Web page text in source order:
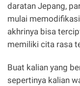
daratan Jepang,
mulai
akhrinya bisa
memiliki cita rasa
Buat kalian yang
sepertinya kalian